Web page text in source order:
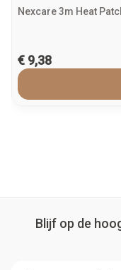
Nexcare 3m Heat
€ 9,38
Blijf op de